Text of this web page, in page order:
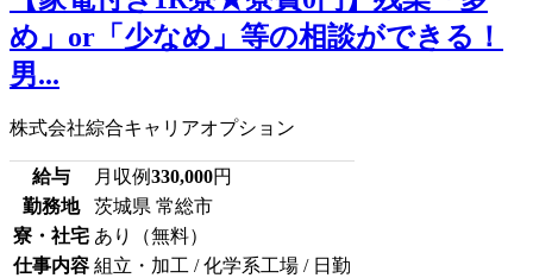
め」or「少なめ」等の相談ができる！
男...
株式会社綜合キャリアオプション
給与 月収例330,000円
勤務地
茨城県 常総市
寮・社宅 あり（無料）
仕事内容 組立・加工 / 化学系工場 / 日勤